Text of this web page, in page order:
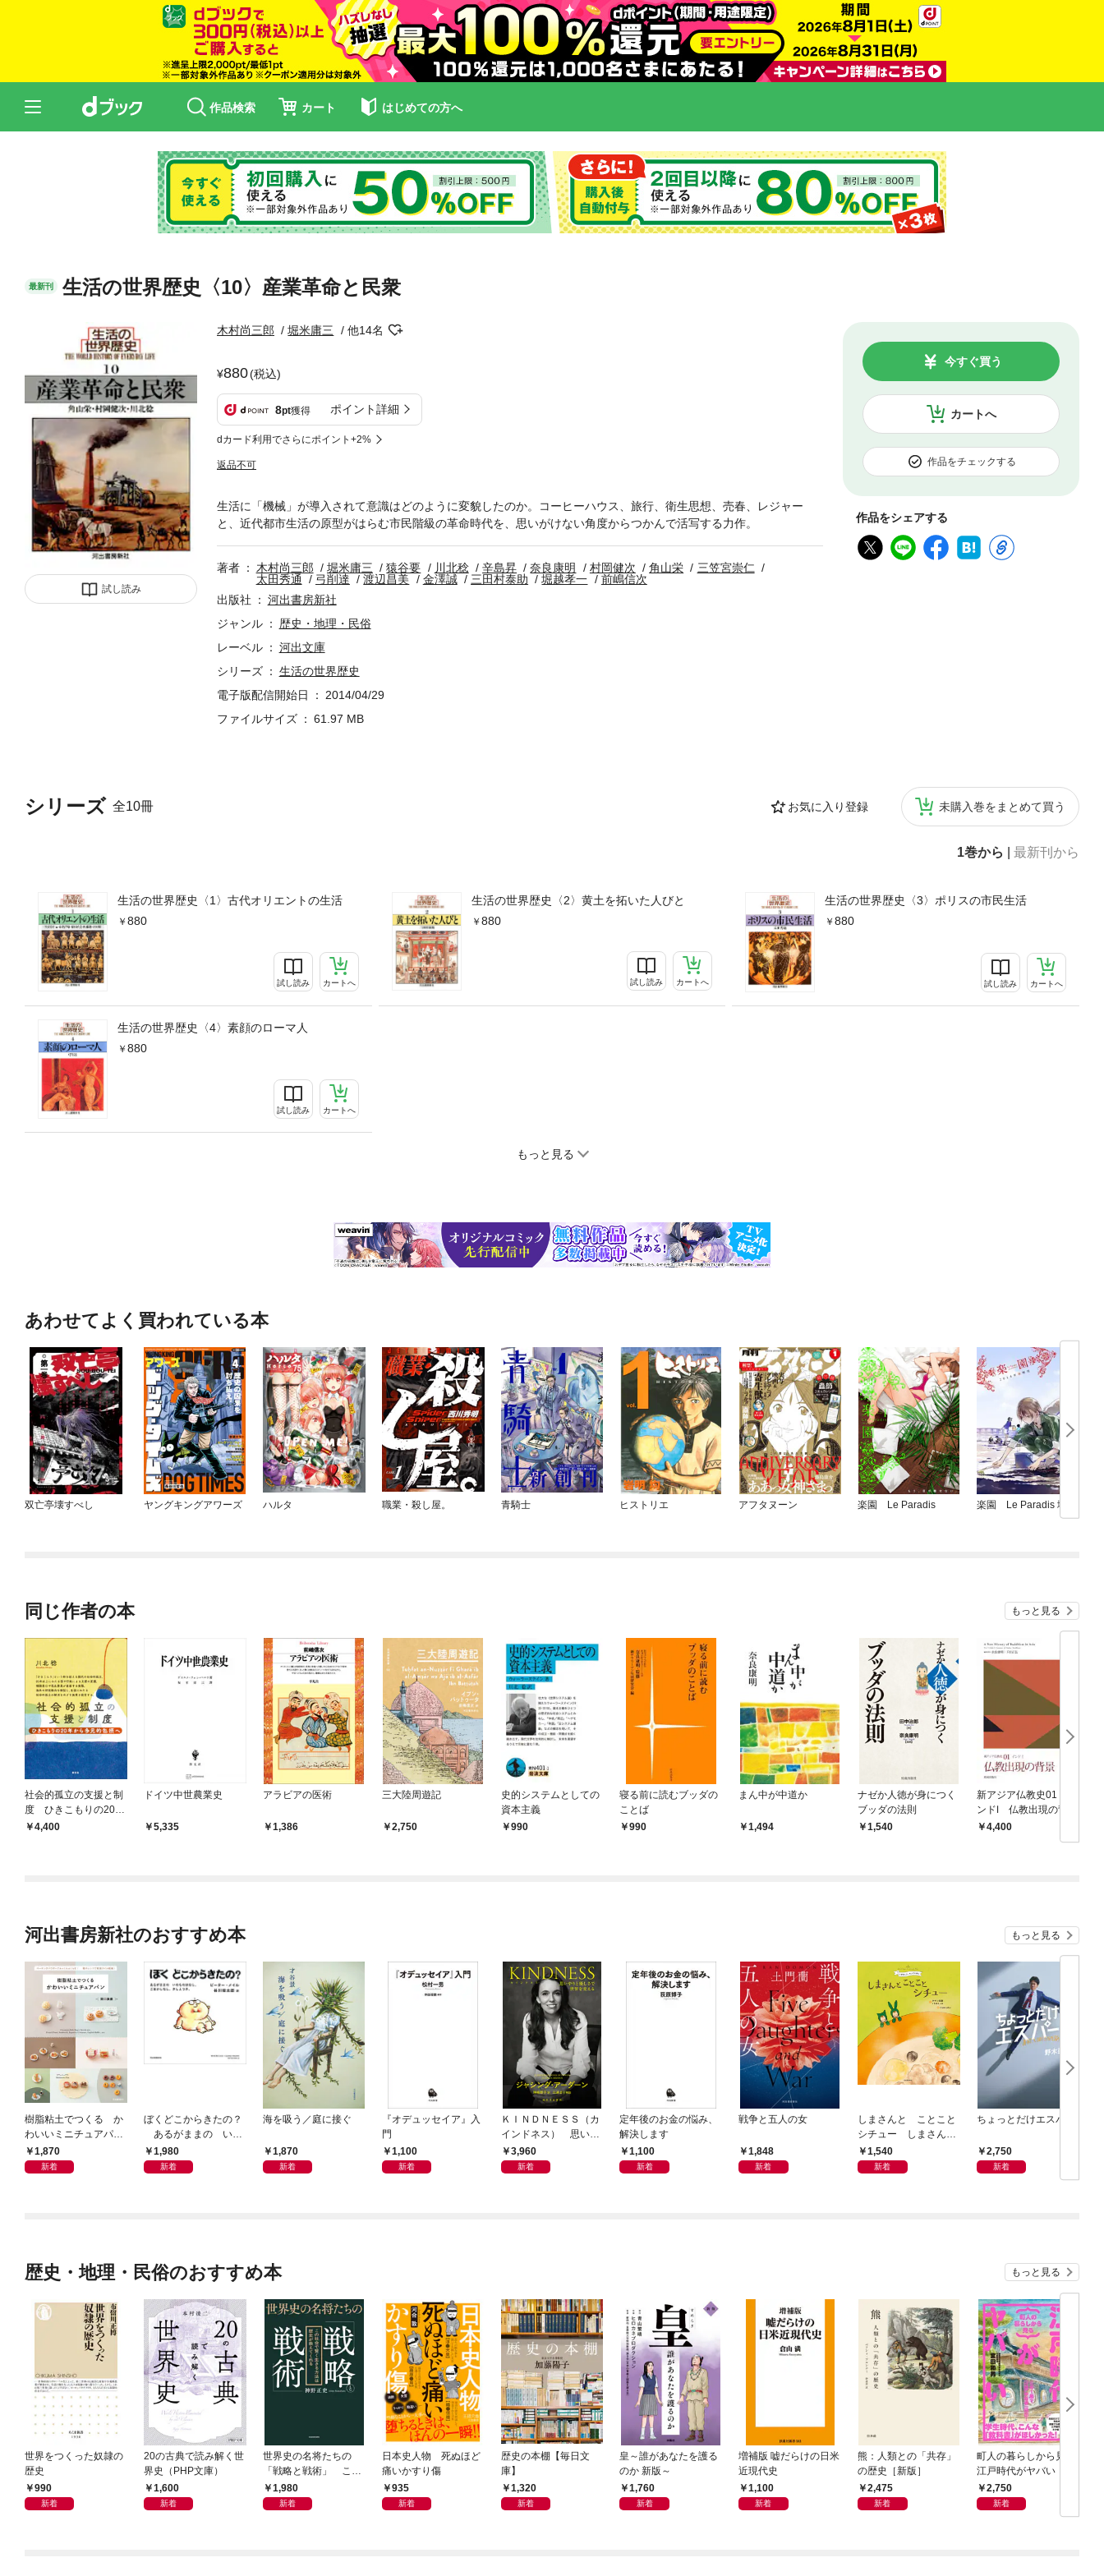
作品検索 カート はじめての方へ
最新刊 生活の世界歴史〈10〉産業革命と民衆
試し読み
木村尚三郎 堀米庸三 他14名
880(税込)
8pt獲得 ポイント詳細
dカード利用でさらにポイント+2%
返品不可
カートへ
今すぐ買う
作品をチェックする
作品をシェアする
シリーズ 全10冊 お気に入り登録 未購入巻をまとめて買う
1巻から 最新刊から
生活の世界歴史〈1〉古代オリエントの生活
880
試し読み カートへ
生活の世界歴史〈2〉黄土を拓いた人びと
880
試し読み カートへ
生活の世界歴史〈3〉ポリスの市民生活
880
試し読み カートへ
生活の世界歴史〈4〉素顔のローマ人
880
試し読み カートへ
もっと見る
生活に「機械」が導入されて意識はどのように変貌したのか。コーヒーハウス、旅行、衛生思想、売春、レジャー
と、近代都市生活の原型がはらむ市民階級の革命時代を、思いがけない角度からつかんで活写する力作。
著者 木村尚三郎 堀米庸三 猿谷要 川北稔 辛島昇 奈良康明 村岡健次 角山栄
三笠宮崇仁
太田秀通
弓削達 渡辺昌美 金澤誠 三田村泰助 堀越孝一
前嶋信次
出版社
河出書房新社
ジャンル
歴史・地理・民俗
レーベル
河出文庫
シリーズ
生活の世界歴史
電子版配信開始日
2014/04/29
ファイルサイズ
61.97 MB
あわせてよく買われている本
双亡亭壊すべし ヤングキングアワーズ ハルタ 職業・殺し屋。 青騎士 ヒストリエ アフタヌーン 楽園 Le Paradis 楽園 Le Paradis 増刊
同じ作者の本 もっと見る
社会的孤立の支援と制
度 ひきこもりの20年
から多元的包摂へ
4,400
ドイツ中世農業史
5,335
アラビアの医術
1,386
三大陸周遊記
2,750
史的システムとしての
資本主義
990
寝る前に読むブッダの
ことば
990
まん中が中道か
1,494
ナゼか人徳が身につく
ブッダの法則
1,540
新アジア仏教史01 イ
ンドⅠ 仏教出現の背景
4,400
河出書房新社のおすすめ本 もっと見る
樹脂粘土でつくる か
わいいミニチュアパ
ン ベーキングパウダ
ーでふっくらふくら
1,870
新着
ぼくどこからきたの？
あるがままの いの
ちのはなし。ごまかし
なし、さしえつき。
1,980
新着
海を吸う／庭に接ぐ
1,870
新着
『オデュッセイア』入
門
1,100
新着
ＫＩＮＤＮＥＳＳ（カ
インドネス） 思いや
りと優しさで世界を変
える
3,960
新着
定年後のお金の悩み、
解決します
1,100
新着
戦争と五人の女
1,848
新着
しまさんと ことこと
シチュー しまさんク
ッキングえほん
1,540
新着
ちょっとだけエスパー
2,750
新着
歴史・地理・民俗のおすすめ本 もっと見る
世界をつくった奴隷の
歴史
990
新着
20の古典で読み解く世
界史（PHP文庫）
1,600
新着
世界史の名将たちの
「戦略と戦術」 この
社会で賢く生きる方法
は歴史が教えてくれる
1,980
新着
日本史人物 死ぬほど
痛いかすり傷
935
新着
歴史の本棚【毎日文
庫】
1,320
新着
皇～誰があなたを護る
のか 新版～
1,760
新着
増補版 嘘だらけの日米
近現代史
1,100
新着
熊：人類との「共存」
の歴史［新版］
2,475
新着
町人の暮らしから見る
江戸時代がヤバい
2,750
新着